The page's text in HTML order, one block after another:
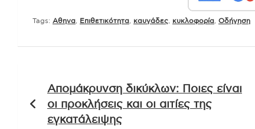
Tags: Αθηνα Επιθετικότητα καυγάδες κυκλοφορία Οδήγηση
άρθρων
Απομάκρυνση δικύκλων: Ποιες είναι
οι προκλήσεις και οι αιτίες της
εγκατάλειψης